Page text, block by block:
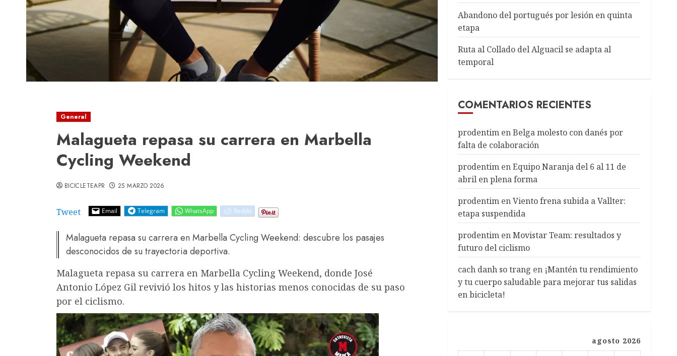
General
Malagueta repasa su carrera en Marbella
Cycling Weekend
Tweet Email Telegram WhatsApp Reddit
BICICLETEAPR 25 MARZO 2026
Malagueta repasa su carrera en Marbella Cycling Weekend: descubre los pasajes
desconocidos de su trayectoria deportiva.
Malagueta repasa su carrera en Marbella Cycling Weekend, donde José
Antonio López Gil revivió los hitos y las historias menos conocidas de su paso
por el ciclismo.
Abandono del portugués por lesión en quinta
etapa
Ruta al Collado del Alguacil se adapta al
temporal
COMENTARIOS RECIENTES
prodentimenBelga molesto con danés por
falta de colaboración
prodentimenEquipo Naranja del 6 al 11 de
abril en plena forma
prodentimenViento frena subida a Vallter:
etapa suspendida
prodentimenMovistar Team: resultados y
futuro del ciclismo
cach danh so trang en ¡Mantén tu rendimiento
y tu cuerpo saludable para mejorar tus salidas
en bicicleta!
agosto 2026